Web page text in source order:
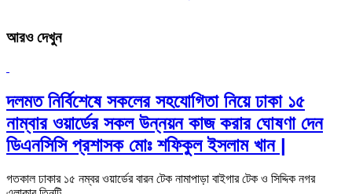
আরও দেখুন
দলমত নির্বিশেষে সকলের সহযোগিতা নিয়ে ঢাকা ১৫
নাম্বার ওয়ার্ডের সকল উন্নয়ন কাজ করার ঘোষণা দেন
ডিএনসিসি প্রশাসক মোঃ শফিকুল ইসলাম খান |
গতকাল ঢাকার ১৫ নম্বর ওয়ার্ডের বারন টেক নামাপাড়া বাইগার টেক ও সিদ্দিক নগর